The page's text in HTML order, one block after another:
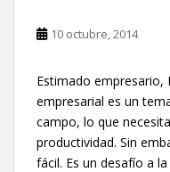
10 octubre, 2014
Estimado empresario,
empresarial es un
campo, lo que
productividad. Sin
fácil. Es un desafío a